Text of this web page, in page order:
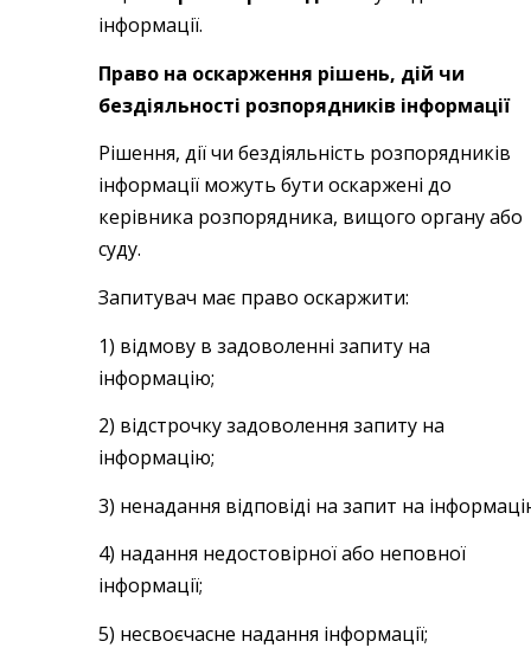
інформації.
Право на оскарження рішень, дій чи
бездіяльності розпорядників інформації
Рішення, дії чи бездіяльність розпорядників
інформації можуть бути оскаржені до
керівника розпорядника, вищого органу або
суду.
Запитувач має право оскаржити:
1) відмову в задоволенні запиту на
інформацію;
2) відстрочку задоволення запиту на
інформацію;
3) ненадання відповіді на запит на
4) надання недостовірної або неповної
інформації;
5) несвоєчасне надання інформації;